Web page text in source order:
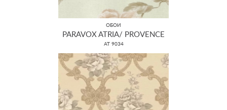
ОБОИ
PARAVOX ATRIA/ PROVENCE
AT 9034